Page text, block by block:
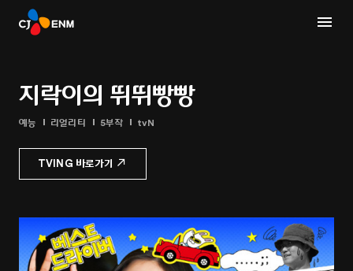
지락이의 뛰뛰빵빵
예능 리얼리티 5부작 tvN
TVING 바로가기